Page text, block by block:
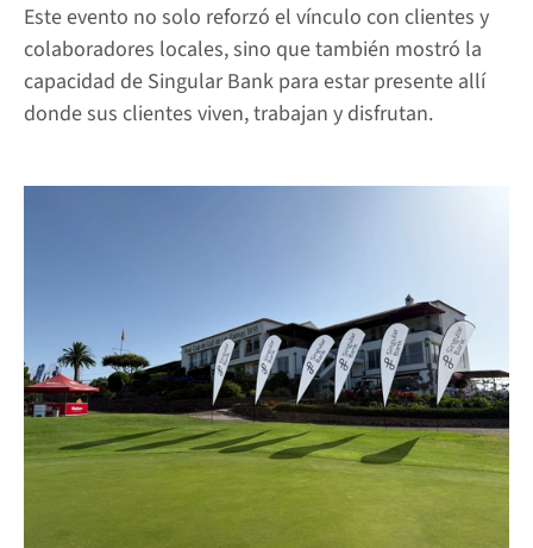
Este evento no solo reforzó el vínculo con clientes y
colaboradores locales, sino que también mostró la
capacidad de Singular Bank para estar presente allí
donde sus clientes viven, trabajan y disfrutan.